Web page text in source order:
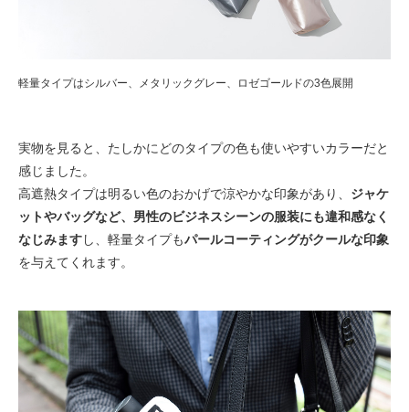
軽量タイプはシルバー、メタリックグレー、ロゼゴールドの3色展開
実物を見ると、たしかにどのタイプの色も使いやすいカラーだと
感じました。
高遮熱タイプは明るい色のおかげで涼やかな印象があり、 ジャケ
ットやバッグなど、男性のビジネスシーンの服装にも違和感なく
なじみますし、軽量タイプもパールコーティングがクールな印象
を与えてくれます。